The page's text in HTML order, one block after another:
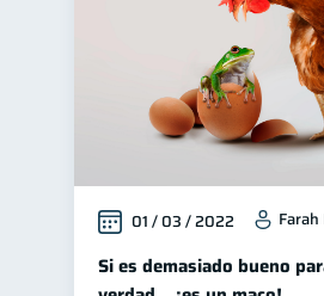
01 / 03 / 2022
Si es demasiado bueno